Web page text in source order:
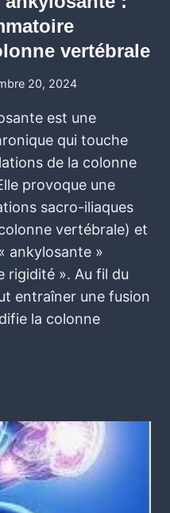
vertébrale
20, 2024
est une
qui touche
de la colonne
provoque une
sacro-iliaques
vertébrale) et
ankylosante »
rigidité ». Au fil du
entraîner une fusion
la colonne